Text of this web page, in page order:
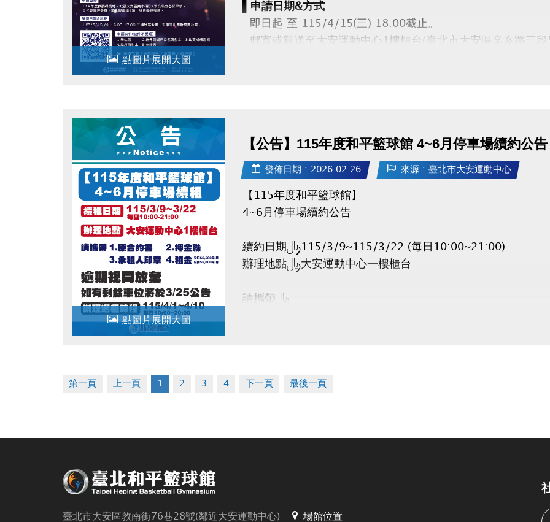
點圖片展開大圖
▌申請日期&方式
即日起 至 115/4/15(三) 18:00截止。
郵寄或親送至大安運動中心1樓櫃台(臺北市大安區辛亥路三
▌領獎日期&地點
115/5/16(六) 14:00-17:00 二樓社區教室，未準時出席者
！詳細規範請參閱申請辦法！
★點我下載【申請辦法 / 申請表 / 委託書】★
點圖片展開大圖
【公告】115年度和平籃球館 4~6月停車場續約公告
發佈日期 : 2026.02.26 來源 : 臺北市大安運動中心
【115年度和平籃球館】
4~6月停車場續約公告
續約日期：115/3/9~115/3/22 (每日10:00~21:00)
辦理地點：大安運動中心一樓櫃台
請攜帶：
辦理退租時程：115/4/1~4/10 (每日10:00~20:00)
第一頁 上一頁 1 2 3 4 下一頁 最後一頁
:::
臺北市大安區敦南街76巷28號(鄰近大安運動中心) 場館位置